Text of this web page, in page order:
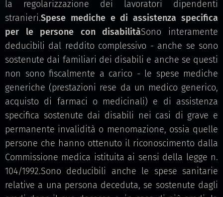
la regolarizzazione dei lavoratori dipendenti
stranieri.Spese mediche e di assistenza specifica
per le persone con disabilitàSono interamente
deducibili dal reddito complessivo - anche se sono
sostenute dai familiari dei disabili e anche se questi
non sono fiscalmente a carico - le spese mediche
generiche (prestazioni rese da un medico generico,
acquisto di farmaci o medicinali) e di assistenza
specifica sostenute dai disabili nei casi di grave e
permanente invalidità o menomazione, ossia quelle
persone che hanno ottenuto il riconoscimento dalla
Commissione medica istituita ai sensi della legge n.
104/1992.Sono deducibili anche le spese sanitarie
relative a una persona deceduta, se sostenute dagli